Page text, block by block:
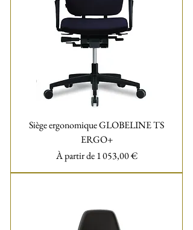
Siège ergonomique GLOBELINE TS
ERGO+
À partir de1 053,00 €
Prix promotionnel